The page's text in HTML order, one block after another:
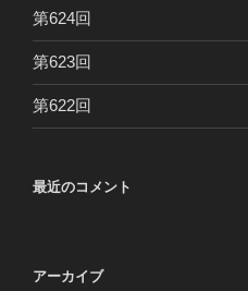
第624回
第623回
第622回
最近のコメント
アーカイブ